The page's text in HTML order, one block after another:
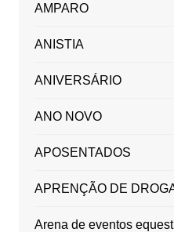
AMPARO
ANISTIA
ANIVERSÁRIO
ANO NOVO
APOSENTADOS
APRENÇÃO DE
Arena de eventos